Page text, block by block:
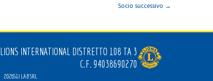
Socio successivo →
LIONS INTERNATIONAL DISTRETTO 108 TA 3
C.F. 94038690270
2026SGI LAB SRL